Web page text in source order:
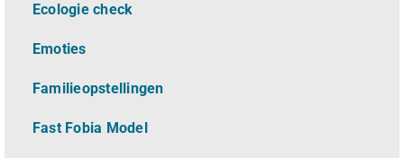
Ecologie check
Emoties
Familieopstellingen
Fast Fobia Model